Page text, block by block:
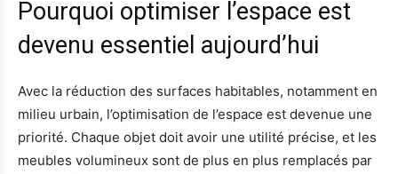
Pourquoi optimiser l’espace est
devenu essentiel aujourd’hui
Avec la réduction des surfaces habitables, notamment en
milieu urbain, l’optimisation de l’espace est devenue une
priorité. Chaque objet doit avoir une utilité précise, et les
meubles volumineux sont de plus en plus remplacés par